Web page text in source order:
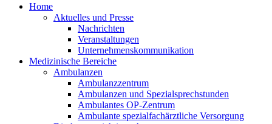
Home
Aktuelles und Presse
Nachrichten
Veranstaltungen
Unternehmenskommunikation
Medizinische Bereiche
Ambulanzen
Ambulanzzentrum
Ambulanzen und Spezialsprechstunden
Ambulantes OP-Zentrum
Ambulante spezialfachärztliche Versorgung